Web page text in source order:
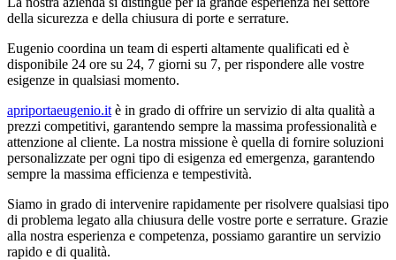
della sicurezza e della chiusura di porte e serrature.
Eugenio coordina un team di esperti altamente qualificati ed è
disponibile 24 ore su 24, 7 giorni su 7, per rispondere alle vostre
esigenze in qualsiasi momento.
apriportaeugenio.it è in grado di offrire un servizio di alta qualità a
prezzi competitivi, garantendo sempre la massima professionalità e
attenzione al cliente. La nostra missione è quella di fornire soluzioni
personalizzate per ogni tipo di esigenza ed emergenza, garantendo
sempre la massima efficienza e tempestività.
Siamo in grado di intervenire rapidamente per risolvere qualsiasi tipo
di problema legato alla chiusura delle vostre porte e serrature. Grazie
alla nostra esperienza e competenza, possiamo garantire un servizio
rapido e di qualità.